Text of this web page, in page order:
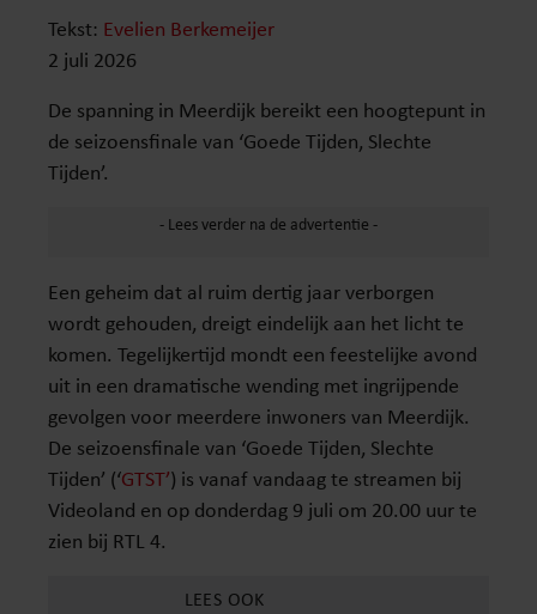
Tekst: Evelien Berkemeijer
2 juli 2026
De spanning in Meerdijk bereikt een hoogtepunt in
de seizoensfinale van ‘Goede Tijden, Slechte
Tijden’.
Een geheim dat al ruim dertig jaar verborgen
wordt gehouden, dreigt eindelijk aan het licht te
komen. Tegelijkertijd mondt een feestelijke avond
uit in een dramatische wending met ingrijpende
gevolgen voor meerdere inwoners van Meerdijk.
De seizoensfinale van ‘Goede Tijden, Slechte
Tijden’ (‘GTST’) is vanaf vandaag te streamen bij
Videoland en op donderdag 9 juli om 20.00 uur te
zien bij RTL 4.
LEES OOK